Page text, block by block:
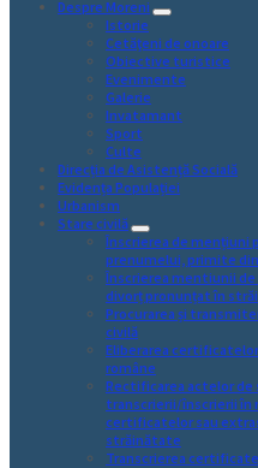
Despre Moreni
Istorie
Cetăţeni de onoare
Obiective turistice
Evenimente
Galerie
Invatamant
Sport
Culte
Direcția de Asistență Socială
Evidența Populației
Urbanism
Stare civilă
Înscrierea de mențiuni
prenumelui, primite
Înscrierea mentiunii de
divorț pronunțat în
Procurarea și
civilă
Eliberarea
române
Rectificarea actelor de
transcrierii/înscrierii în
certificatelor sau
străinătate
Transcrierea